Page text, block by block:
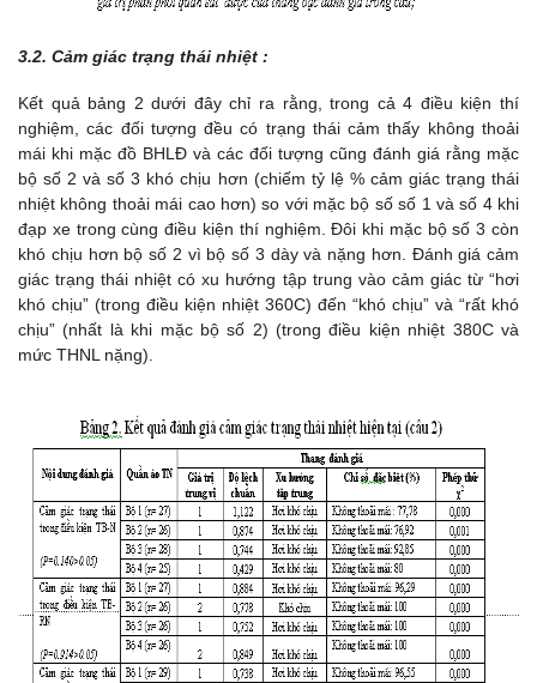
3.2. Cảm giác trạng thái nhiệt :
Kết quả bảng 2 dưới đây chỉ ra rằng, trong cả 4 điều kiện thí
nghiệm, các đối tượng đều có trạng thái cảm thấy không thoải
mái khi mặc đồ BHLĐ và các đối tượng cũng đánh giá rằng mặc
bộ số 2 và số 3 khó chịu hơn (chiếm tỷ lệ % cảm giác trạng thái
nhiệt không thoải mái cao hơn) so với mặc bộ số số 1 và số 4 khi
đạp xe trong cùng điều kiện thí nghiệm. Đôi khi mặc bộ số 3 còn
khó chịu hơn bộ số 2 vì bộ số 3 dày và nặng hơn. Đánh giá cảm
giác trạng thái nhiệt có xu hướng tập trung vào cảm giác từ “hơi
khó chịu” (trong điều kiện nhiệt 360C) đến “khó chịu” và “rất khó
chịu” (nhất là khi mặc bộ số 2) (trong điều kiện nhiệt 380C và
mức THNL nặng).